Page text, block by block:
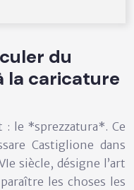
du
la caricature
le *sprezzatura*. Ce
Castiglione dans
siècle, désigne l’art
les choses les